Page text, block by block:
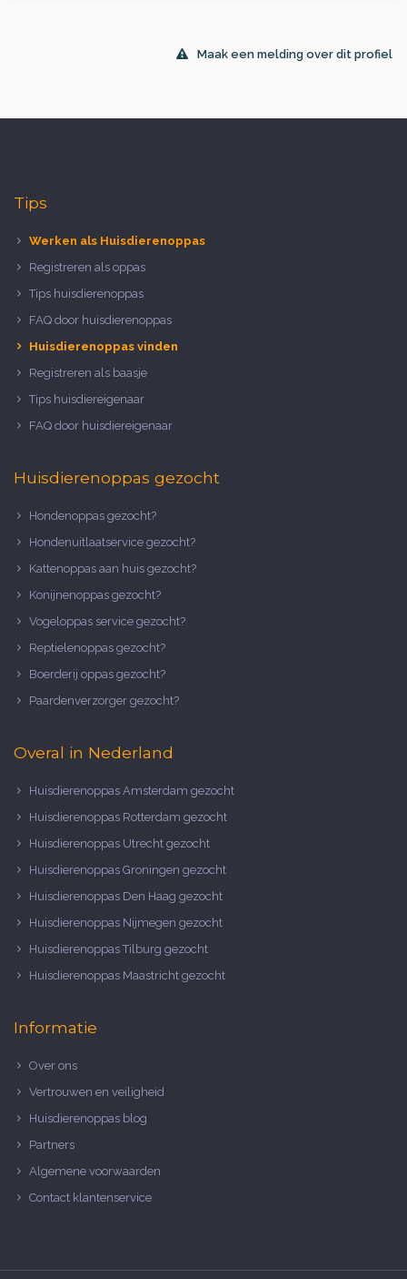
Maak een melding over dit profiel
Tips
Werken als Huisdierenoppas
Registreren als oppas
Tips huisdierenoppas
FAQ door huisdierenoppas
Huisdierenoppas vinden
Registreren als baasje
Tips huisdiereigenaar
FAQ door huisdiereigenaar
Huisdierenoppas gezocht
Hondenoppas gezocht?
Hondenuitlaatservice gezocht?
Kattenoppas aan huis gezocht?
Konijnenoppas gezocht?
Vogeloppas service gezocht?
Reptielenoppas gezocht?
Boerderij oppas gezocht?
Paardenverzorger gezocht?
Overal in Nederland
Huisdierenoppas Amsterdam gezocht
Huisdierenoppas Rotterdam gezocht
Huisdierenoppas Utrecht gezocht
Huisdierenoppas Groningen gezocht
Huisdierenoppas Den Haag gezocht
Huisdierenoppas Nijmegen gezocht
Huisdierenoppas Tilburg gezocht
Huisdierenoppas Maastricht gezocht
Informatie
Over ons
Vertrouwen en veiligheid
Huisdierenoppas blog
Partners
Algemene voorwaarden
Contact klantenservice